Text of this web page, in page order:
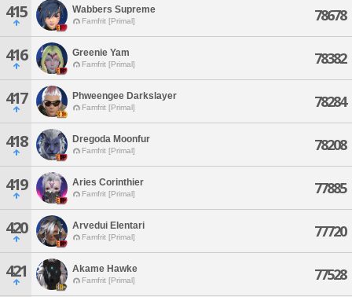
415 Wabbers Supreme
Famfrit [Primal] 78678
416 Greenie Yam
Famfrit [Primal] 78382
417 Phweengee Darkslayer
Famfrit [Primal] 78284
418 Dregoda Moonfur
Famfrit [Primal] 78208
419 Aries Corinthier
Famfrit [Primal] 77885
420 Arvedui Elentari
Famfrit [Primal] 77720
421 Akame Hawke
Famfrit [Primal] 77528